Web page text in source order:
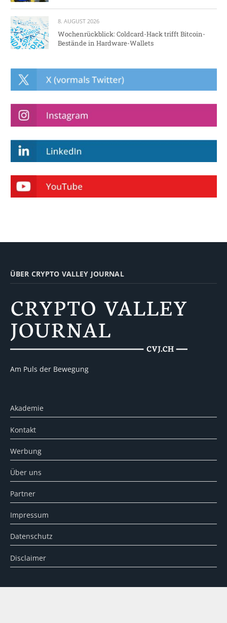
8. AUGUST 2026
Wochenrückblick: Coldcard-Hack trifft Bitcoin-
Bestände in Hardware-Wallets
ÜBER CRYPTO VALLEY JOURNAL
Am Puls der Bewegung
Akademie
Kontakt
Werbung
Über uns
Partner
Impressum
Datenschutz
Disclaimer